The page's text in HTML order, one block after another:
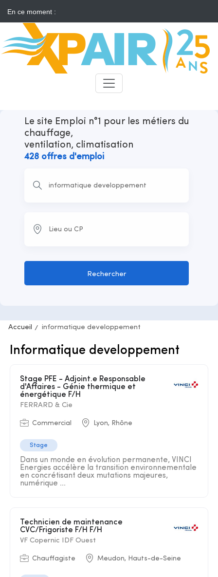
En ce moment :
Solaire : des développeurs s'insurgent contre l'annonce d'appels
d'offres "neutres"
Recruteurs
Le site Emploi n°1 pour les métiers du
chauffage,
ventilation, climatisation
428 offres d'emploi
Rechercher
Accueil informatique developpement
Informatique developpement
Stage PFE - Adjoint.e Responsable
d'Affaires - Génie thermique et
énergétique F/H
FERRARD & Cie
Commercial Lyon, Rhône
Stage
Dans un monde en évolution permanente, VINCI
Energies accélère la transition environnementale
en concrétisant deux mutations majeures,
numérique ...
CVC/Frigoriste F/H F/H
VF Copernic IDF Ouest
Chauffagiste Meudon, Hauts-de-Seine